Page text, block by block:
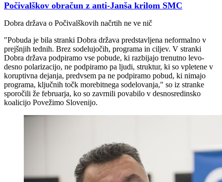
Počivalškov obračun z anti-Janša krilom SMC
Dobra država o Počivalškovih načrtih ne ve nič
"Pobuda je bila stranki Dobra država predstavljena neformalno v
prejšnjih tednih. Brez sodelujočih, programa in ciljev. V stranki
Dobra država podpiramo vse pobude, ki razbijajo trenutno levo-
desno polarizacijo, ne podpiramo pa ljudi, struktur, ki so vpletene v
koruptivna dejanja, predvsem pa ne podpiramo pobud, ki nimajo
programa, ključnih točk morebitnega sodelovanja," so iz stranke
sporočili že februarja, ko so zavrnili povabilo v desnosredinsko
koalicijo Povežimo Slovenijo.